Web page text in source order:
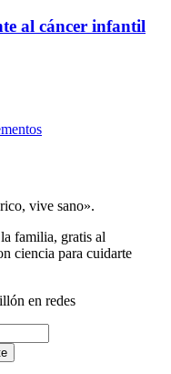
al cáncer infantil
vive sano».
familia, gratis al
ciencia para cuidarte
en redes